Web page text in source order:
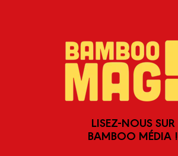
LISEZ-NOUS SUR
BAMBOO MÉDIA !